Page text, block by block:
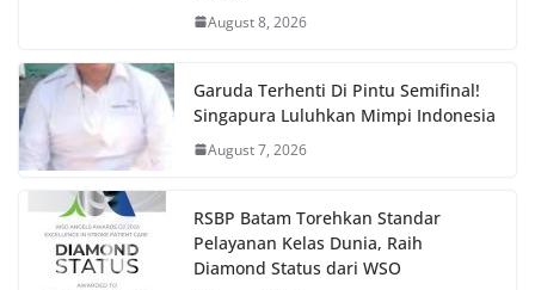
August 8, 2026
Garuda Terhenti Di Pintu Semifinal!
Singapura Luluhkan Mimpi Indonesia
August 7, 2026
RSBP Batam Torehkan Standar
Pelayanan Kelas Dunia, Raih
Diamond Status dari WSO